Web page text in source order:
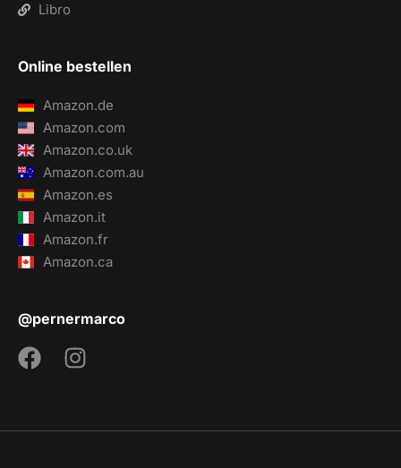
Libro
Online bestellen
Amazon.de
Amazon.com
Amazon.co.uk
Amazon.com.au
Amazon.es
Amazon.it
Amazon.fr
Amazon.ca
@pernermarco